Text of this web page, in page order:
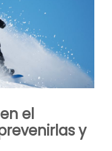
el
y